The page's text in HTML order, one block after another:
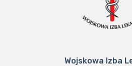
Wojskowa Izba